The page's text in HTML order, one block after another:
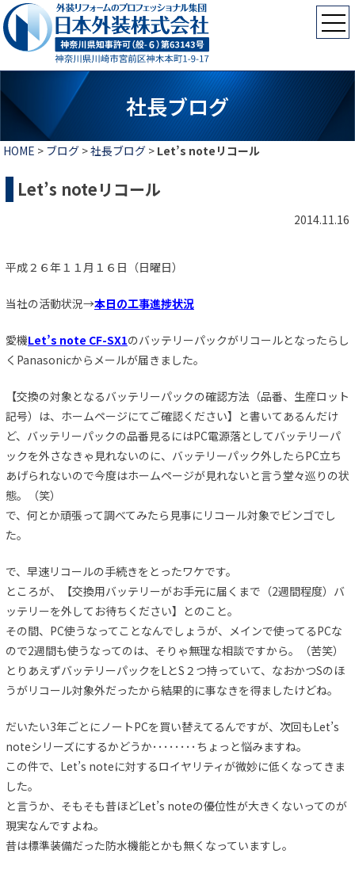
社長ブログ
HOME > ブログ>社長ブログ> Let’s noteリコール
Let’s noteリコール
2014.11.16
平成２６年１１月１６日（日曜日）
当社の活動状況→本日の工事進捗状況
愛機Let’s note CF-SX1のバッテリーパックがリコールとなったらし
くPanasonicからメールが届きました。
【交換の対象となるバッテリーパックの確認方法（品番、生産ロット
記号）は、ホームページにてご確認ください】と書いてあるんだけ
ど、バッテリーパックの品番見るにはPC電源落としてバッテリーパ
ックを外さなきゃ見れないのに、バッテリーパック外したらPC立ち
あげられないので今度はホームページが見れないと言う堂々巡りの状
態。（笑）
で、何とか頑張って調べてみたら見事にリコール対象でビンゴでし
た。
で、早速リコールの手続きをとったワケです。
ところが、【交換用バッテリーがお手元に届くまで（2週間程度）バ
ッテリーを外してお待ちください】とのこと。
その間、PC使うなってことなんでしょうが、メインで使ってるPCな
ので2週間も使うなってのは、そりゃ無理な相談ですから。（苦笑）
とりあえずバッテリーパックをLとS２つ持っていて、なおかつSのほ
うがリコール対象外だったから結果的に事なきを得ましたけどね。
だいたい3年ごとにノートPCを買い替えてるんですが、次回もLet’s
noteシリーズにするかどうか････････ちょっと悩みますね。
この件で、Let’s noteに対するロイヤリティが微妙に低くなってきま
した。
と言うか、そもそも昔ほどLet’s noteの優位性が大きくないってのが
現実なんですよね。
昔は標準装備だった防水機能とかも無くなっていますし。